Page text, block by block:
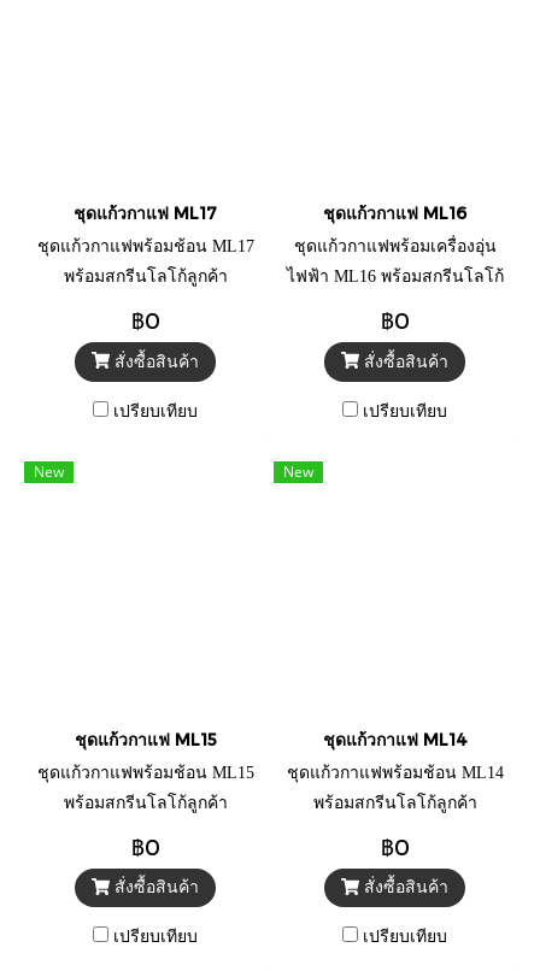
ชุดแก้วกาแฟ ML17
ชุดแก้วกาแฟพร้อมช้อน ML17
พร้อมสกรีนโลโก้ลูกค้า
฿0
สั่งซื้อสินค้า
เปรียบเทียบ
ชุดแก้วกาแฟ ML16
ชุดแก้วกาแฟพร้อมเครื่องอุ่น
ไฟฟ้า ML16 พร้อมสกรีนโลโก้
฿0
สั่งซื้อสินค้า
เปรียบเทียบ
New
ชุดแก้วกาแฟ ML15
ชุดแก้วกาแฟพร้อมช้อน ML15
พร้อมสกรีนโลโก้ลูกค้า
฿0
สั่งซื้อสินค้า
เปรียบเทียบ
New
ชุดแก้วกาแฟ ML14
ชุดแก้วกาแฟพร้อมช้อน ML14
พร้อมสกรีนโลโก้ลูกค้า
฿0
สั่งซื้อสินค้า
เปรียบเทียบ